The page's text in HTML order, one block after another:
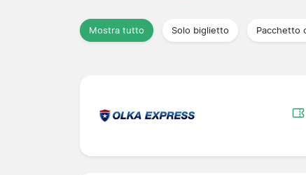
Mostra tutto Solo biglietto Pacchetto